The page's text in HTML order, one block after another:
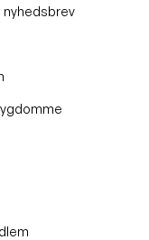
nyhedsbrev